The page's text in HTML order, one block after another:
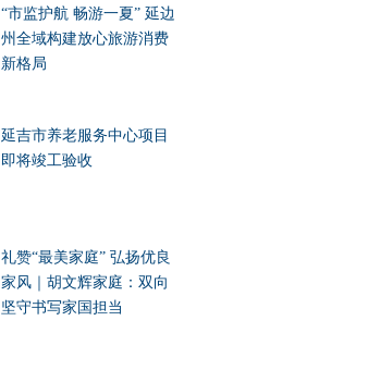
“市监护航 畅游一夏” 延边
州全域构建放心旅游消费
新格局
延吉市养老服务中心项目
即将竣工验收
礼赞“最美家庭” 弘扬优良
家风｜胡文辉家庭：双向
坚守书写家国担当